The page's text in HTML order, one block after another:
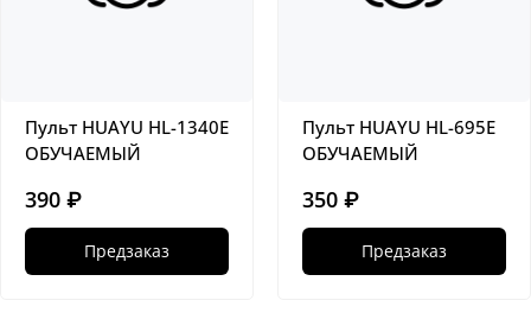
Пульт HUAYU HL-1340E
ОБУЧАЕМЫЙ
390 ₽
Предзаказ
Пульт HUAYU HL-695E
ОБУЧАЕМЫЙ
350 ₽
Предзаказ